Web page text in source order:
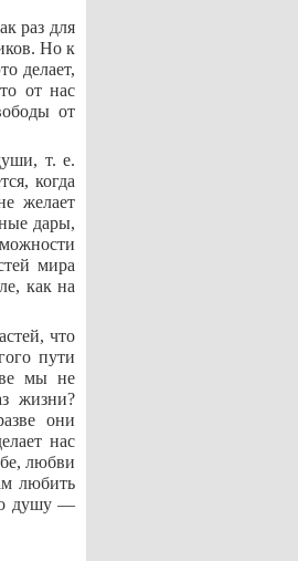
раз для
Но к
делает,
от нас
от
т. е.
когда
желает
дары,
мира
как на
что
пути
мы не
жизни?
они
нас
любви
любить
душу —